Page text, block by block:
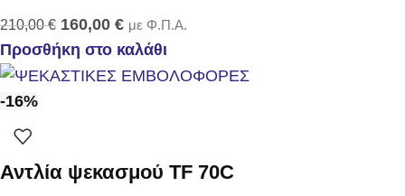
210,00€ 160,00 € με Φ.Π.Α.
Προσθήκη στο καλάθι
-16%
Αντλία ψεκασμού TF 70C